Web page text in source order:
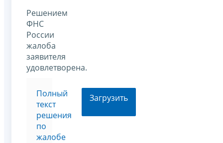
Решением
ФНС
России
жалоба
заявителя
удовлетворена.
Полный
текст
решения
по
жалобе
Загрузить